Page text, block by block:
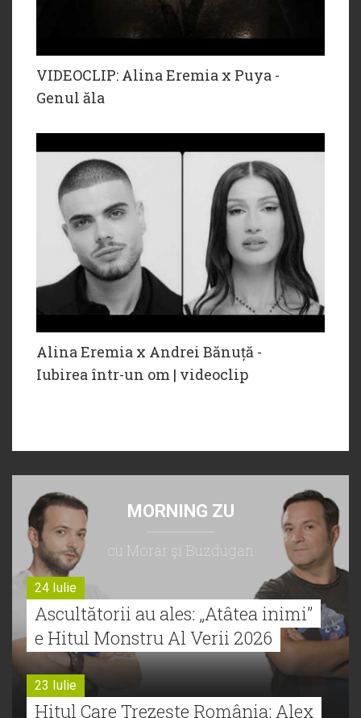
VIDEOCLIP: Alina Eremia x Puya -
Genul ăla
Alina Eremia x Andrei Bănuță -
Iubirea într-un om | videoclip
MORNING ZU
cu Morar şi Buzdugan
24 Iulie
Ascultătorii au ales: „Atâtea inimi”
e Hitul Monstru Al Verii 2026
23 Iulie
Hitul Care Trezește România: Alex